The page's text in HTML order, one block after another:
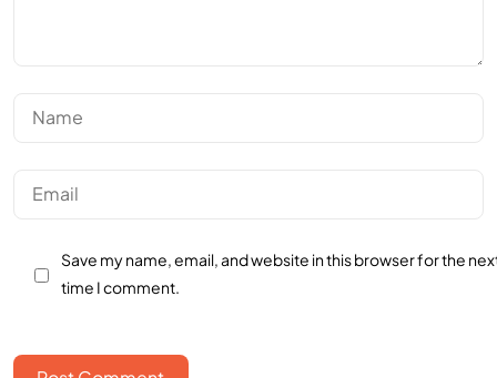
Save my name, email, and website in this browser for the
time I comment.